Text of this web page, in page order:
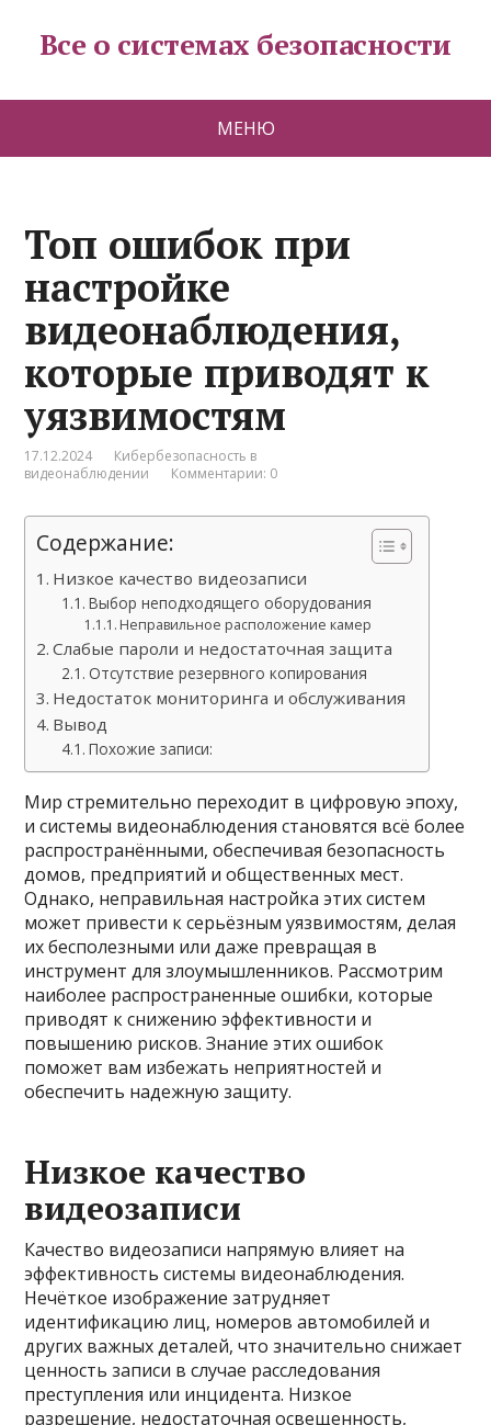
Все о системах безопасности
МЕНЮ
Топ ошибок при
настройке
видеонаблюдения,
которые приводят к
уязвимостям
17.12.2024
Кибербезопасность в
видеонаблюдении
Комментарии: 0
Содержание:
Низкое качество видеозаписи
Выбор неподходящего оборудования
Неправильное расположение камер
Слабые пароли и недостаточная защита
Отсутствие резервного копирования
Недостаток мониторинга и обслуживания
Вывод
Похожие записи:
Мир стремительно переходит в цифровую эпоху,
и системы видеонаблюдения становятся всё более
распространёнными, обеспечивая безопасность
домов, предприятий и общественных мест.
Однако, неправильная настройка этих систем
может привести к серьёзным уязвимостям, делая
их бесполезными или даже превращая в
инструмент для злоумышленников. Рассмотрим
наиболее распространенные ошибки, которые
приводят к снижению эффективности и
повышению рисков. Знание этих ошибок
поможет вам избежать неприятностей и
обеспечить надежную защиту.
Низкое качество
видеозаписи
Качество видеозаписи напрямую влияет на
эффективность системы видеонаблюдения.
Нечёткое изображение затрудняет
идентификацию лиц, номеров автомобилей и
других важных деталей, что значительно снижает
ценность записи в случае расследования
преступления или инцидента. Низкое
разрешение, недостаточная освещенность,